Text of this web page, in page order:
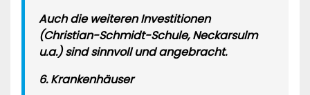
Auch die weiteren Investitionen
(Christian-Schmidt-Schule, Neckarsulm
u.a.) sind sinnvoll und angebracht.
6. Krankenhäuser